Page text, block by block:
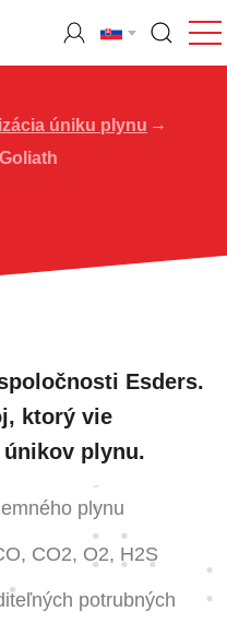
úniku plynu
Goliath
Esders.
ktorý vie
plynu.
plynu
CO2, O2, H2S
potrubných